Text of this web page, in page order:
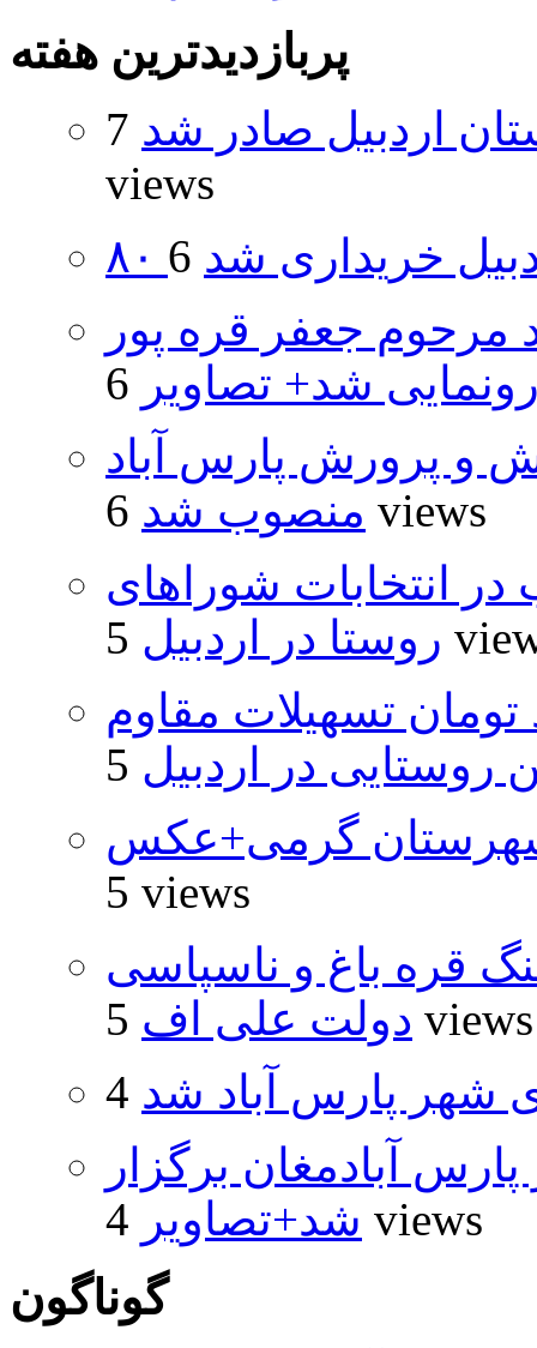
پربازدیدترین هفته
اردبیل صادر شد 7
views
خریداری شد
مرحوم جعفر قره پور
شد+ تصاویر
و پرورش پارس آباد
منصوب شد 6 views
۵۰۰۰ داوطلب در انتخابات شوراهای
روستا در اردبیل 5
و ۴۸۰ میلیارد تومان تسهیلات مقاوم
در اردبیل
گرمی+عکس
5 views
قره باغ و ناسپاسی
دولت علی اف 5 views
شهر پارس آباد شد
آبادمغان برگزار
شد+تصاویر 4 views
گوناگون